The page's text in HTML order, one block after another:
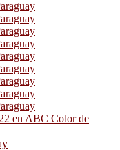
en ABC Color de